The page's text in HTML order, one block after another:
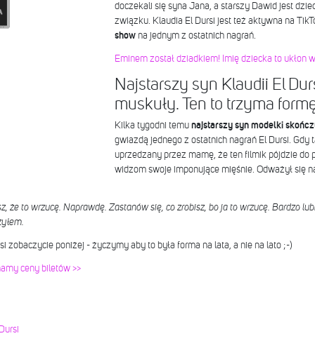
doczekali się syna Jana, a starszy Dawid jest
związku. Klaudia El Dursi jest też aktywna na
show na jednym z ostatnich nagrań.
Eminem został dziadkiem! Imię dziecka to ukłon
Najstarszy syn Klaudii El
muskuły. Ten to trzyma
Kilka tygodni temu najstarszy syn modelki
gwiazdą jednego z ostatnich nagrań El Dursi. Gdy
uprzedzany przez mamę, że ten filmik pójdzie do
widzom swoje imponujące mięśnie. Odważył się
że to wrzucę. Naprawdę. Zastanów się, co zrobisz, bo ja to wrzucę. Bardzo
zobaczycie poniżej - życzymy aby to była forma na lata, a nie na lato ;-)
ceny biletów >>